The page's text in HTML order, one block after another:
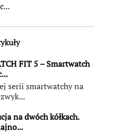
FIT 5 – Smartwatch
serii smartwatchy na
na dwóch kółkach.